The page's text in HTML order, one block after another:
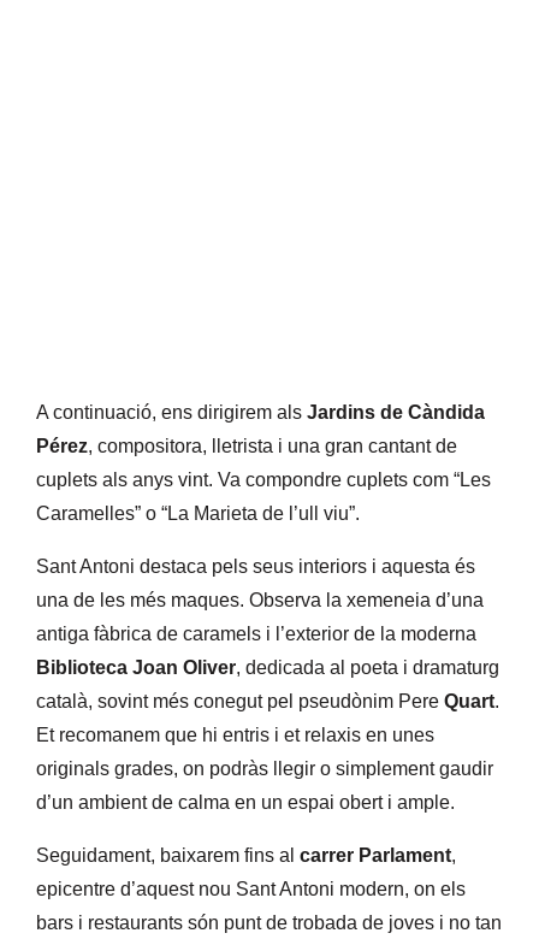
A continuació, ens dirigirem als Jardins de Càndida
Pérez, compositora, lletrista i una gran cantant de
cuplets als anys vint. Va compondre cuplets com “Les
Caramelles” o “La Marieta de l’ull viu”.
Sant Antoni destaca pels seus interiors i aquesta és
una de les més maques. Observa la xemeneia d’una
antiga fàbrica de caramels i l’exterior de la moderna
Biblioteca Joan Oliver, dedicada al poeta i dramaturg
català, sovint més conegut pel pseudònim Pere Quart.
Et recomanem que hi entris i et relaxis en unes
originals grades, on podràs llegir o simplement gaudir
d’un ambient de calma en un espai obert i ample.
Seguidament, baixarem fins al carrer Parlament,
epicentre d’aquest nou Sant Antoni modern, on els
bars i restaurants són punt de trobada de joves i no tan